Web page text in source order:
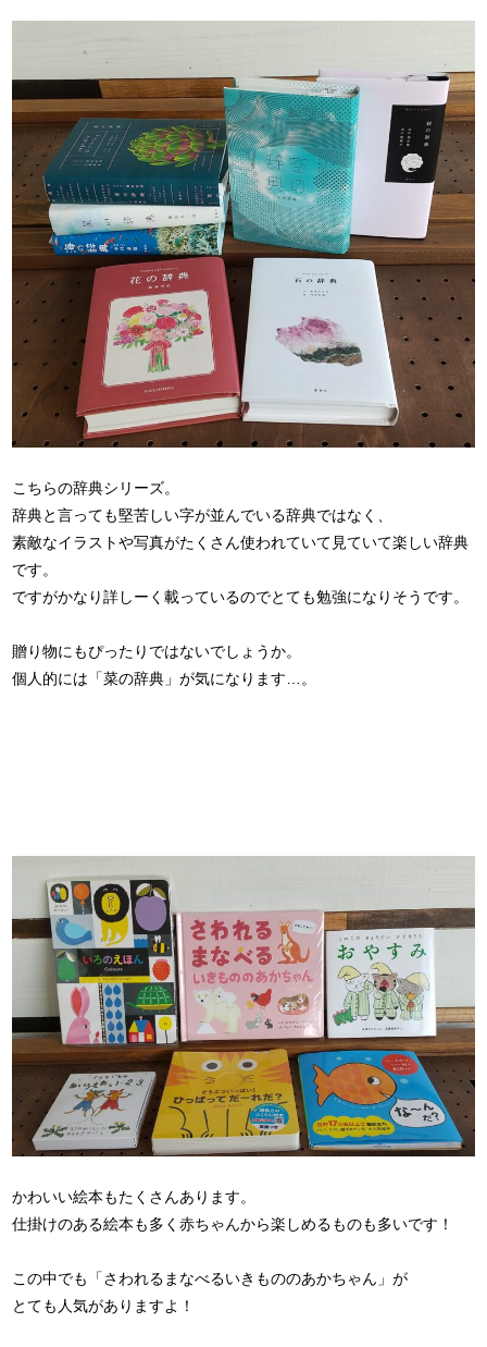
こちらの辞典シリーズ。
辞典と言っても堅苦しい字が並んでいる辞典ではなく、
素敵なイラストや写真がたくさん使われていて見ていて楽しい辞典
です。
ですがかなり詳しーく載っているのでとても勉強になりそうです。
贈り物にもぴったりではないでしょうか。
個人的には「菜の辞典」が気になります…。
かわいい絵本もたくさんあります。
仕掛けのある絵本も多く赤ちゃんから楽しめるものも多いです！
この中でも「さわれるまなべるいきもののあかちゃん」が
とても人気がありますよ！